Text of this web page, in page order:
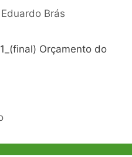
Eduardo Brás
Orçamento do